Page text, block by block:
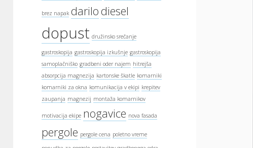
brez napak darilodiesel
dopust družinsko srečanje
gastroskopija gastroskopija izkušnje gastroskopija
samoplačniško gradbeni oder najem hitrejša
absorpcija magnezija kartonske škatle komarniki
komarniki za okna komunikacija v ekipi krepitev
zaupanja magnezij montaža komarnikov
motivacija ekipe nogavice nova fasada
pergole pergole cena poletno vreme